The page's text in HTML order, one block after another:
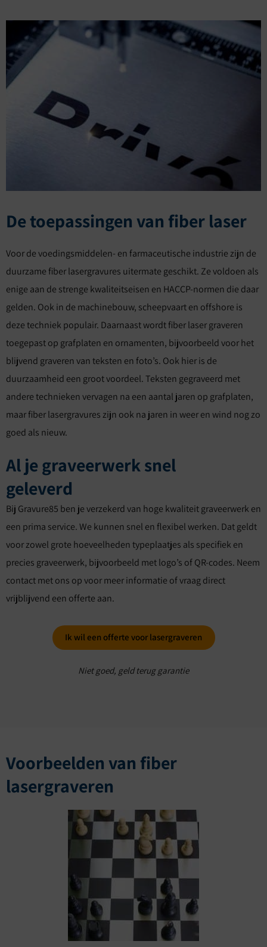
De toepassingen van fiber laser
Voor de voedingsmiddelen- en farmaceutische industrie zijn de
duurzame fiber lasergravures uitermate geschikt. Ze voldoen als
enige aan de strenge kwaliteitseisen en HACCP-normen die daar
gelden. Ook in de machinebouw, scheepvaart en offshore is
deze techniek populair. Daarnaast wordt fiber laser graveren
toegepast op grafplaten en ornamenten, bijvoorbeeld voor het
blijvend graveren van teksten en foto’s. Ook hier is de
duurzaamheid een groot voordeel. Teksten gegraveerd met
andere technieken vervagen na een aantal jaren op grafplaten,
maar fiber lasergravures zijn ook na jaren in weer en wind nog zo
goed als nieuw.
Al je graveerwerk snel
geleverd
Bij Gravure85 ben je verzekerd van hoge kwaliteit graveerwerk en
een prima service. We kunnen snel en flexibel werken. Dat geldt
voor zowel grote hoeveelheden typeplaatjes als specifiek en
precies graveerwerk, bijvoorbeeld met logo’s of QR-codes. Neem
contact met ons op voor meer informatie of vraag direct
vrijblijvend een offerte aan.
Ik wil een offerte voor lasergraveren
Niet goed, geld terug garantie
Voorbeelden van fiber
lasergraveren